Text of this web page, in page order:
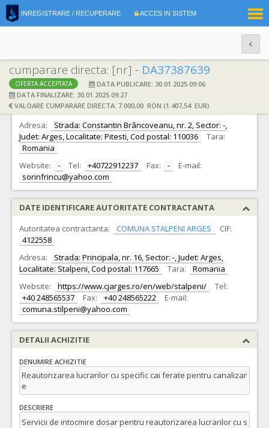
INREGISTRARE / RECUPERARE ACCES IN SISTEM
cumparare directa: [nr] - DA37387639
OFERTA ACCEPTATA
DATA PUBLICARE: 30.01.2025 09:06
DATA FINALIZARE: 30.01.2025 09:27
VALOARE CUMPARARE DIRECTA: 7.000,00 RON (1.407,54 EUR)
DATE IDENTIFICARE OFERTANT
Ofertant: P.F.A. FRINCU SORIN - CIF:
24848726
Adresa:
Strada: Constantin Brâncoveanu, nr. 2, Sector: -,
Judet: Arges, Localitate: Pitesti, Cod postal: 110036
Tara:
Romania
Website:
- Tel: +40722912237 Fax: -
E-mail:
sorinfrincu@yahoo.com
DATE IDENTIFICARE AUTORITATE CONTRACTANTA
Autoritatea contractanta:
COMUNA STALPENI ARGES
CIF:
4122558
Adresa:
Strada: Principala, nr. 16, Sector: -, Judet: Arges,
Localitate: Stalpeni, Cod postal: 117665
Tara:
Romania
Website:
https://www.cjarges.ro/en/web/stalpeni/
Tel:
+40 248565537
Fax: +40 248565222
E-mail:
comuna.stilpeni@yahoo.com
DETALII ACHIZITIE
DENUMIRE ACHIZITIE
Reautorizarea lucrarilor cu specific cai ferate pentru canalizar
e
DESCRIERE
Servicii de intocmire dosar pentru reautorizarea lucrarilor cu s